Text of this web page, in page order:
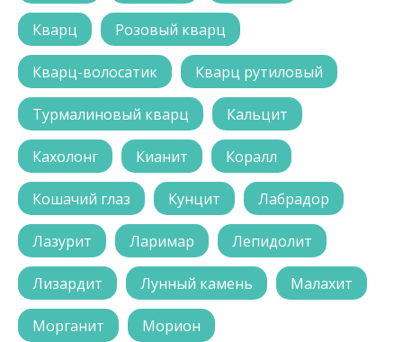
Кварц Розовый кварц
Кварц-волосатик Кварц рутиловый
Турмалиновый кварц Кальцит
Кахолонг Кианит Коралл
Кошачий глаз Кунцит Лабрадор
Лазурит Ларимар Лепидолит
Лизардит Лунный камень Малахит
Морганит Морион